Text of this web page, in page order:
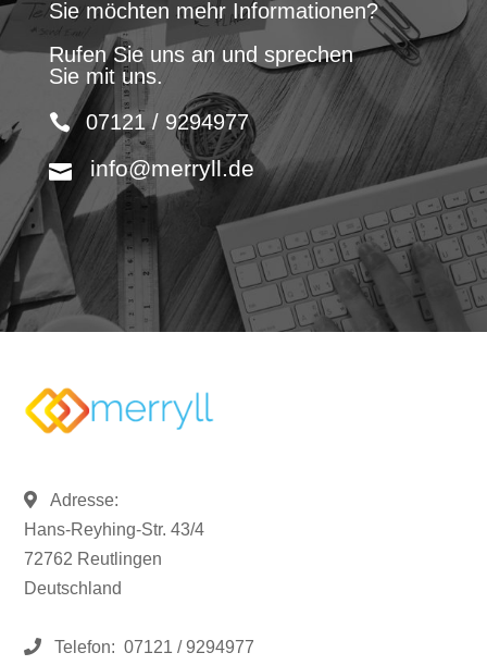
Sie möchten mehr Informationen?
Rufen Sie uns an und sprechen
Sie mit uns.
07121 / 9294977
info@merryll.de
Adresse:
Hans-Reyhing-Str. 43/4
72762 Reutlingen
Deutschland
Telefon: 07121 / 9294977